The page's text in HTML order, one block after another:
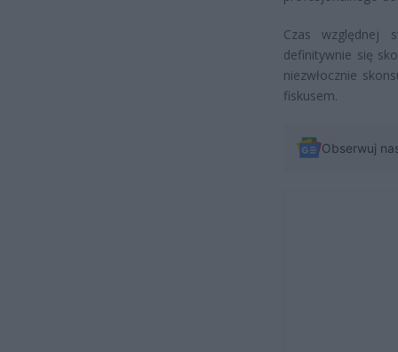
Czas względnej
definitywnie się
niezwłocznie
fiskusem.
Obserwuj